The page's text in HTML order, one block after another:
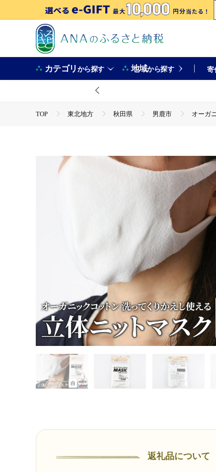
カテゴリから探す 地域から探す 寄
TOP 東北地方 秋田県 男鹿市 オーガ
返礼品について